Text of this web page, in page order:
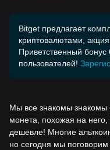
Bitget предлагает
криптовалютами,
Приветственный
пользователей!
Мы все знакомы знакомы
монета, похожая на него,
дешевле! Многие
но сегодня мы